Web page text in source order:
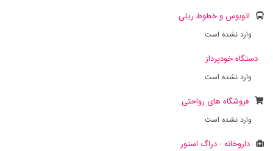
اتوبوس و خطوط ریلی
وارد نشده است
دستگاه خودپرداز
وارد نشده است
فروشگاه های رواحتی
وارد نشده است
داروخانه - دراگ استور